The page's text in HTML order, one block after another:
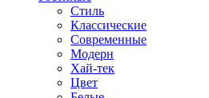
Стиль
Классические
Современные
Модерн
Хай-тек
Цвет